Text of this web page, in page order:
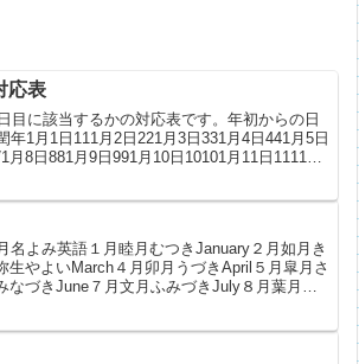
応表
目に該当するかの対応表です。年初からの日
年1月1日111月2日221月3日331月4日441月5日
月8日881月9日991月10日10101月11日11111
名よみ英語１月睦月むつきJanuary２月如月き
生やよいMarch４月卯月うづきApril５月皐月さ
なづきJune７月文月ふみづきJuly８月葉月は